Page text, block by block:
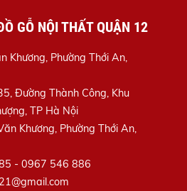
GỖ NỘI THẤT QUẬN 12
Khương, Phường Thới An,
Đường Thành Công, Khu
TP Hà Nội
Khương , Phường Thới An,
- 0967 546 886